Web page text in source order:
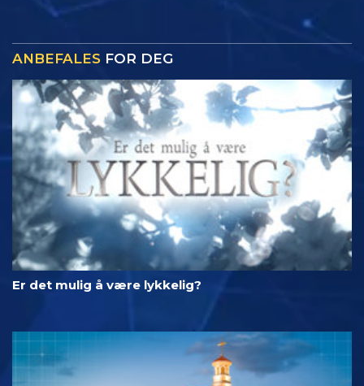
ANBEFALES FOR DEG
Er det mulig å være lykkelig?